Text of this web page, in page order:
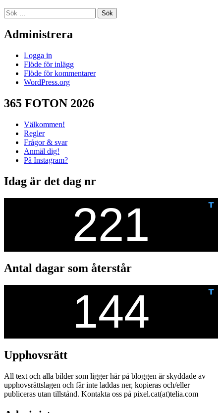
Sök
efter:
Administrera
Logga in
Flöde för inlägg
Flöde för kommentarer
WordPress.org
365 FOTON 2026
Välkommen!
Regler
Frågor & svar
Anmäl dig!
På Instagram?
Idag är det dag nr
Antal dagar som återstår
Upphovsrätt
All text och alla bilder som ligger här på bloggen är skyddade av
upphovsrättslagen och får inte laddas ner, kopieras och/eller
publiceras utan tillstånd. Kontakta oss på pixel.cat(at)telia.com